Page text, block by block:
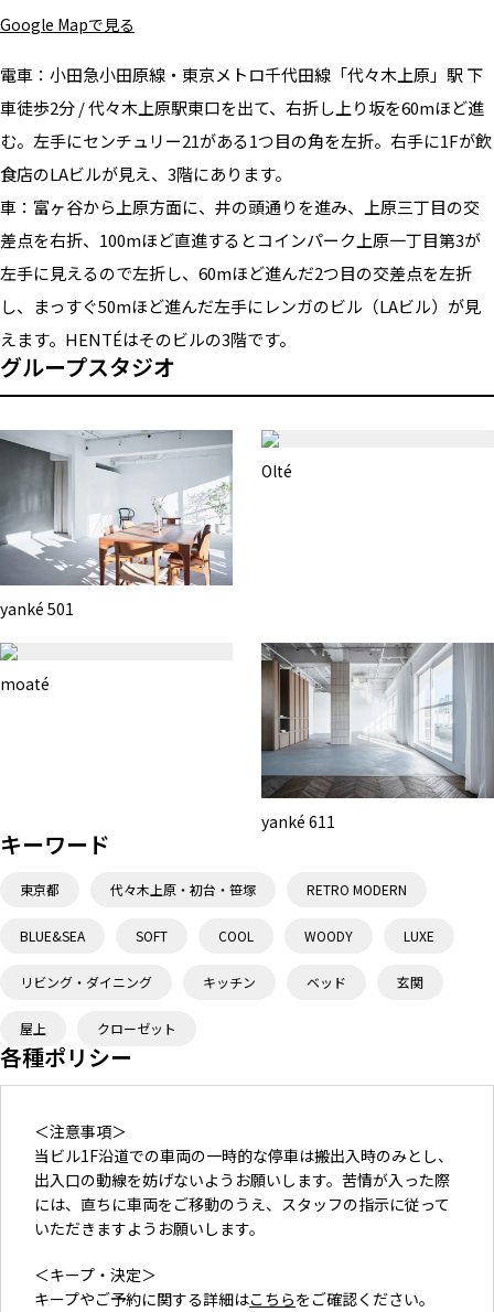
Google Mapで見る
電車： 小田急小田原線・東京メトロ千代田線「代々木上原」駅 下
車徒歩2分 / 代々木上原駅東口を出て、右折し上り坂を60mほど進
む。左手にセンチュリー21がある1つ目の角を左折。右手に1Fが飲
食店のLAビルが見え、3階にあります。
車： 富ヶ谷から上原方面に、井の頭通りを進み、上原三丁目の交
差点を右折、100mほど直進するとコインパーク上原一丁目第3が
左手に見えるので左折し、60mほど進んだ2つ目の交差点を左折
し、まっすぐ50mほど進んだ左手にレンガのビル（LAビル）が見
えます。HENTÉはそのビルの3階です。
グループスタジオ
yanké 501
Olté
moaté
yanké 611
キーワード
東京都 代々木上原・初台・笹塚 RETRO MODERN
BLUE&SEA SOFT COOL WOODY LUXE
リビング・ダイニング キッチン ベッド 玄関
屋上 クローゼット
各種ポリシー
＜注意事項＞
当ビル1F沿道での車両の一時的な停車は搬出入時のみとし、
出入口の動線を妨げないようお願いします。苦情が入った際
には、直ちに車両をご移動のうえ、スタッフの指示に従って
いただきますようお願いします。
＜キープ・決定＞
キープやご予約に関する詳細はこちらをご確認ください。